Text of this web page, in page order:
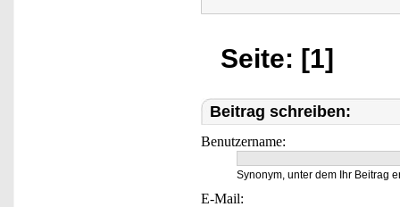
Seite: [1]
Beitrag schreiben:
Benutzername:
Synonym, unter dem Ihr Beitrag
E-Mail: